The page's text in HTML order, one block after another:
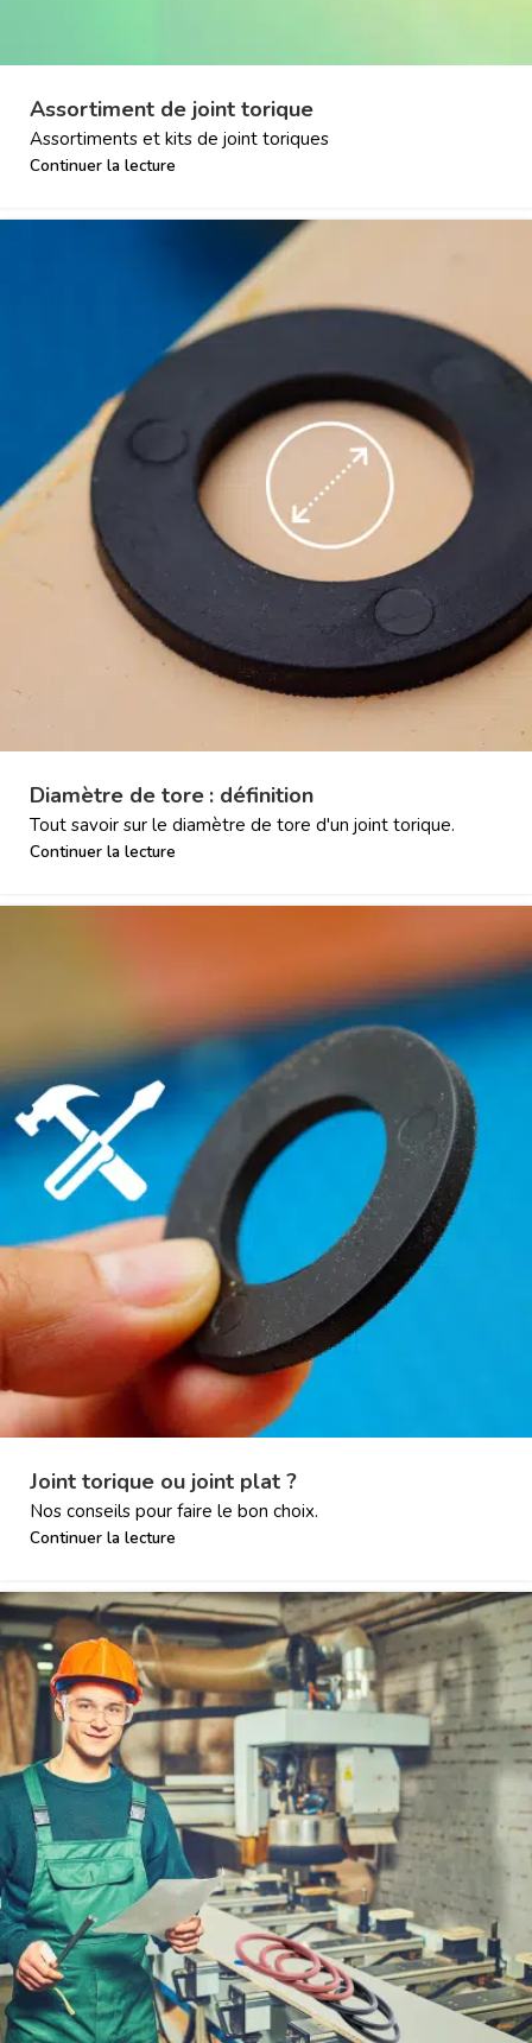
Assortiment de joint torique
Assortiments et kits de joint toriques
Continuer la lecture
Diamètre de tore : définition
Tout savoir sur le diamètre de tore d'un joint torique.
Continuer la lecture
Joint torique ou joint plat ?
Nos conseils pour faire le bon choix.
Continuer la lecture